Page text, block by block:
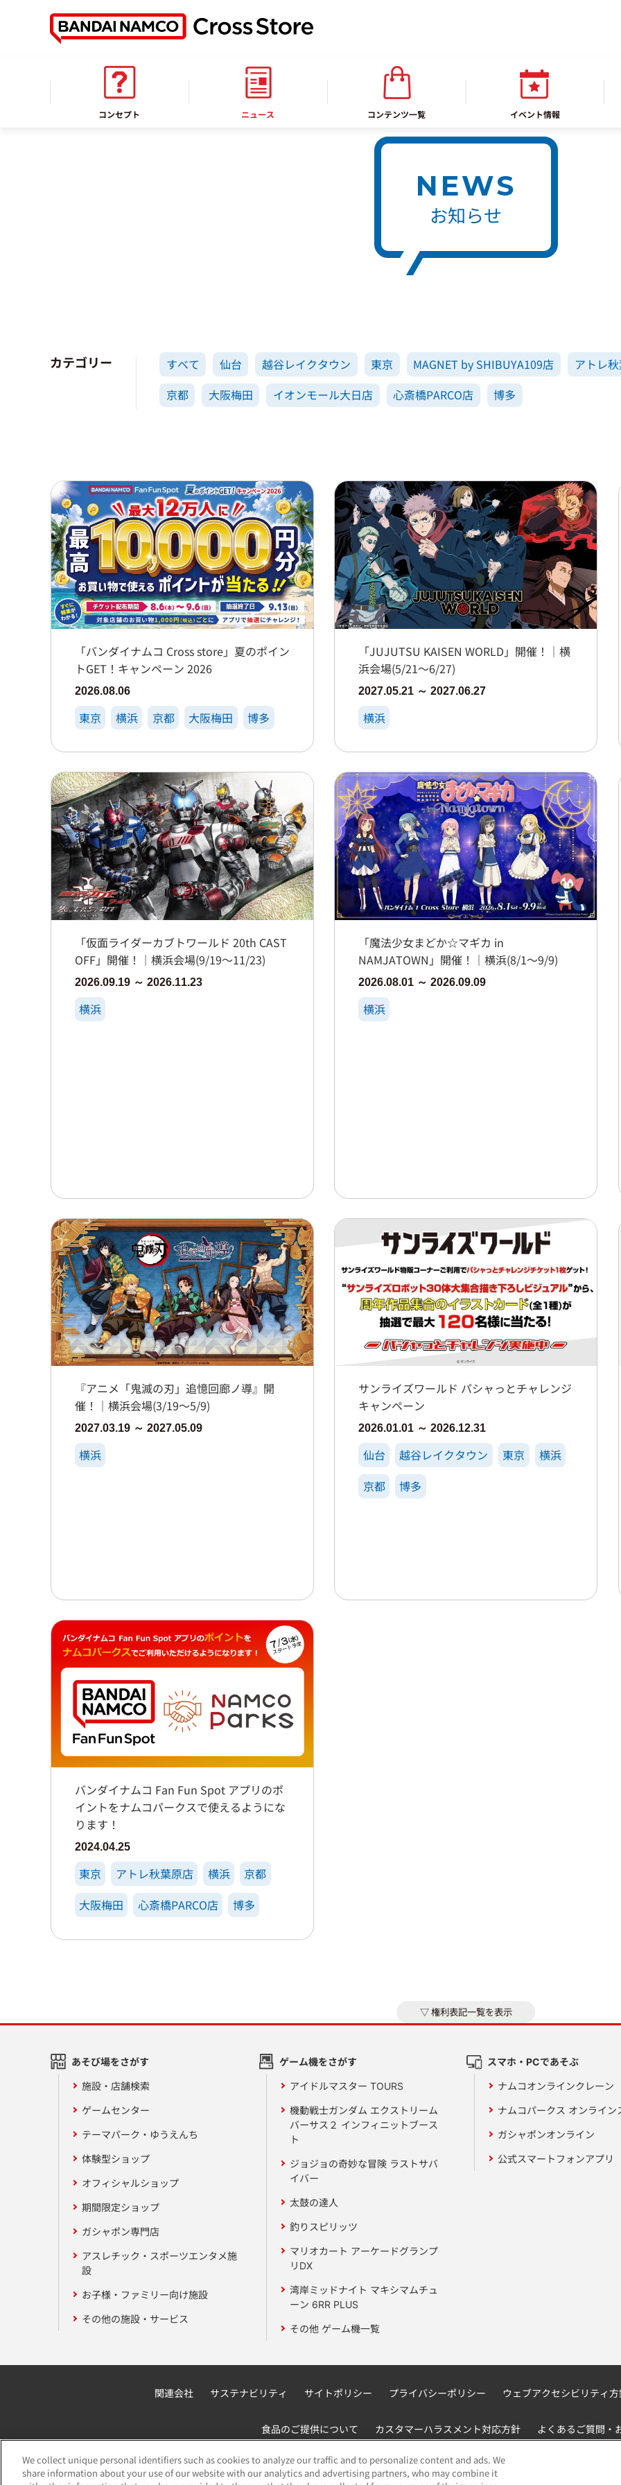
コンセプト ニュース コンテンツ一覧 イベント情報
お知らせ
NEWS
お知らせ
カテゴリー すべて 仙台 越谷レイクタウン 東京 MAGNET by SHIBUYA109店
アトレ
京都
大阪梅田 イオンモール大日店 心斎橋PARCO店 博多
「バンダイナムコ Cross store」夏のポイン
トGET！キャンペーン 2026
2026.08.06
東京 横浜 京都 大阪梅田 博多
「JUJUTSU KAISEN WORLD」開催！｜横
浜会場(5/21～6/27)
2027.05.21 ～ 2027.06.27
横浜
「仮面ライダーカブトワールド 20th CAST
OFF」開催！｜横浜会場(9/19～11/23)
2026.09.19 ～ 2026.11.23
横浜
「魔法少女まどか☆マギカ in
NAMJATOWN」開催！｜横浜(8/1～9/9)
2026.08.01 ～ 2026.09.09
横浜
『アニメ「鬼滅の刃」追憶回廊ノ導』開
催！｜横浜会場(3/19～5/9)
2027.03.19 ～ 2027.05.09
横浜
サンライズワールド パシャっとチャレンジ
キャンペーン
2026.01.01 ～ 2026.12.31
仙台 越谷レイクタウン 東京
横浜
京都
博多
バンダイナムコ Fan Fun Spot アプリのポ
イントをナムコパークスで使えるようにな
ります！
2024.04.25
東京 アトレ秋葉原店 横浜
京都
大阪梅田
心斎橋PARCO店 博多
権利表記一覧を表示
あそび場をさがす
施設・店舗検索
ゲームセンター
テーマパーク・ゆうえんち
体験型ショップ
オフィシャルショップ
期間限定ショップ
ガシャポン専門店
アスレチック・スポーツエンタメ施
設
お子様・ファミリー向け施設
その他の施設・サービス
ゲーム機をさがす
アイドルマスター TOURS
機動戦士ガンダム エクストリーム
バーサス２ インフィニットブース
ト
ジョジョの奇妙な冒険 ラストサバ
イバー
太鼓の達人
釣りスピリッツ
マリオカート アーケードグランプ
リDX
湾岸ミッドナイト マキシマムチュ
ーン 6RR PLUS
その他 ゲーム機一覧
スマホ・PCであそぶ
ナムコオンラインクレーン
ナムコパークス オンライン
ガシャポンオンライン
公式スマートフォンアプリ
関連会社 サステナビリティ サイトポリシー プライバシーポリシー ウェブアクセシビリティ
食品のご提供について カスタマーハラスメント対応方針 よくあるご質問・
We collect unique personal identifiers such as cookies to analyze our traffic and to personalize content and ads. We
share information about your use of our website with our analytics and advertising partners, who may combine it